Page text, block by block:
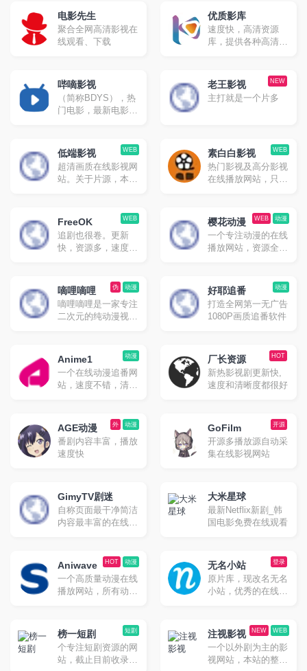
电影先生
聚合全网高清影视在
线观看、下载
优质影库
速度快，高清资源
库，提供各种高清影
哔嘀影视
（简称BDYS），热
门电影，最新电影，
下载，电驴下载，免
费在线观看
NEW
老王影视
主打就是一个片多
WEB
低端影视
超清画质在线影视网
站。关于片源，本站
渣画质版本，不会使
用删减版，本站所有
视频都遵循这个原
则。
WEB
素白白影视
热门影视及高分影视
在线播放网站，只有
WEB
FreeOK
追剧也很卷。更新
快，资源多，速度尚
动漫
WEB
樱花动漫
一个专注动漫的在线
播放网站，资源全，
动漫
伪
嘀哩嘀哩
嘀哩嘀哩是一家专注
二次元的纯动漫视频
2013年，先只是作为
个人补番与追番的无
名小站，后也称为D
站。原网站已于2020
番剧观看网站。
动漫
好耶追番
打造全网第一无广告
1080P画质追番软件
动漫
Anime1
一个在线动漫追番网
站，速度不错，清晰
HOT
厂长资源
新热影视剧更新快,
速度和清晰度都很好
动漫
外
AGE动漫
番剧内容丰富，播放
速度快
开源
GoFilm
开源多播放源自动采
集在线影视网站
GimyTV剧迷
自称页面最干净简洁
内容最丰富的在线追
大米星球
最新Netflix新剧_韩
国电影免费在线观看
动漫
HOT
Aniwave
一个高质量动漫在线
播放网站，所有动漫
友。
登录
无名小站
原片库，现改名无名
小站，优秀的在线播
btnull.org ，btnull.to
。中国大陆：
btnull.nu，
btnull.in。邮箱：
短剧
榜一短剧
个专注短剧资源的网
站，截止目前收录了
WEB
NEW
注视影视
一个以外剧为主的影
视网站，本站的整体